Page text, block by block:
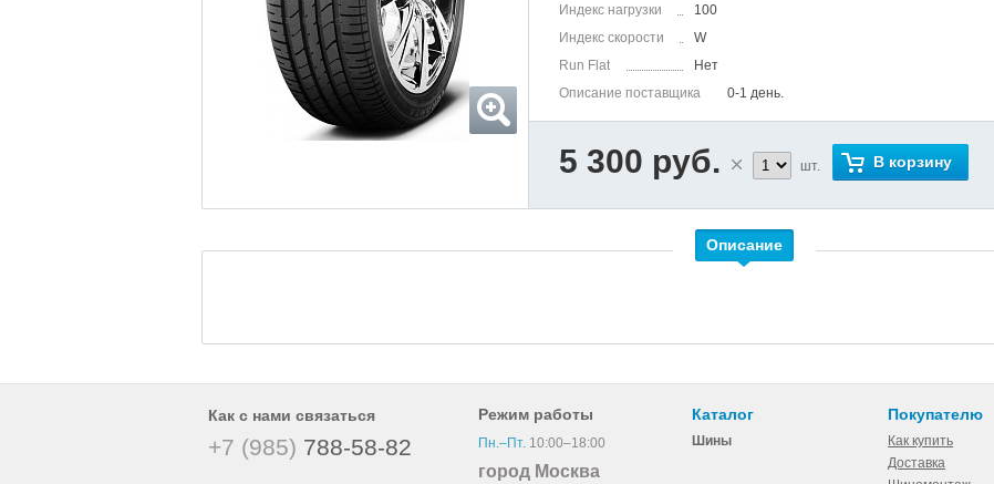
Индекс нагрузки
100
Индекс скорости
W
Run Flat
Нет
Описание поставщика
0-1 день.
5 300 руб. шт. В корзину
Описание
Как с нами связаться
+7 (985) 788-58-82
Режим работы
Пн.–Пт.10:00–18:00
город Москва
Каталог
Шины
Покупателю
Как купить
Доставка